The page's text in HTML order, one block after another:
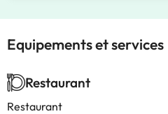
Equipements et services
Restaurant
Restaurant